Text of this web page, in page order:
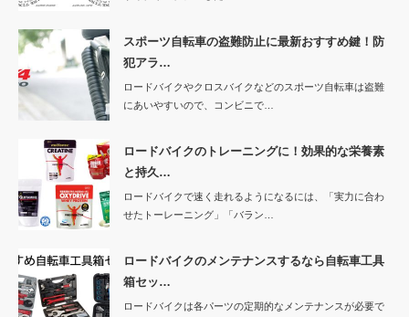
スポーツ自転車の盗難防止に最新おすすめ鍵！防
犯アラ…
ロードバイクやクロスバイクなどのスポーツ自転車は盗難
にあいやすいので、コンビニで…
ロードバイクのトレーニングに！効果的な栄養素
と持久…
ロードバイクで速く走れるようになるには、「実力に合わ
せたトーレーニング」「バラン…
ロードバイクのメンテナンスするなら自転車工具
箱セッ…
ロードバイクは各パーツの定期的なメンテナンスが必要で